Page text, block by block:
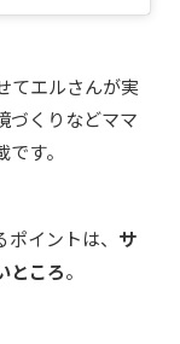
てエルさんが実
づくりなどママ
す。
イントは、 サ
ところ。